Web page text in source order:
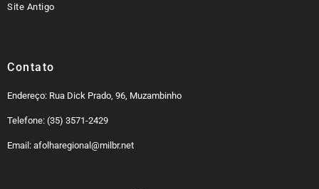
Site Antigo
Contato
Endereço: Rua Dick Prado, 96, Muzambinho
Telefone: (35) 3571-2429
Email: afolharegional@milbr.net